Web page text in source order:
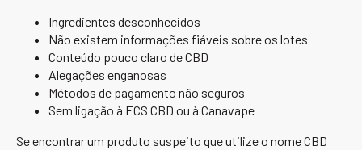
Ingredientes desconhecidos
Não existem informações fiáveis sobre os lotes
Conteúdo pouco claro de CBD
Alegações enganosas
Métodos de pagamento não seguros
Sem ligação à ECS CBD ou à Canavape
Se encontrar um produto suspeito que utilize o nome CBD